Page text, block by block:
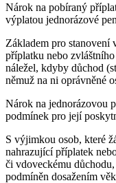
Nárok na pobíraný
výplatou jednorázové
Základem pro stanovení
příplatku nebo
náležel, kdyby důchod
němuž na ni oprávněné
Nárok na jednorázovou
podmínek pro její
S výjimkou osob, které
nahrazující příplatek
či vdoveckému
podmíněn dosažením